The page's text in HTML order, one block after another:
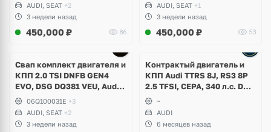
Octavia
AUDI, SEAT +2
3 недели назад
450,000 ₽ 86
AUDI, SEAT +1
3 недели назад
450,000 ₽ 53
Свап комплект двигателя и
КПП 2.0 TSI DNFB GEN4
EVO, DSG DQ381 VEU, Audi
S3 8Y, Seat Leon Cupra
06Q100031E +3
AUDI, SEAT +2
3 недели назад
Контрактый двигатель и
КПП Audi TTRS 8J, RS3 8P
2.5 TFSI, CEPA, 340 л.с. DSG
DQ500
~
AUDI
6 месяцев назад